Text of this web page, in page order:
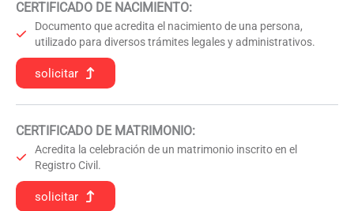
CERTIFICADO DE NACIMIENTO:
Documento que acredita el nacimiento de una persona,
utilizado para diversos trámites legales y administrativos.
solicitar
CERTIFICADO DE MATRIMONIO:
Acredita la celebración de un matrimonio inscrito en el
Registro Civil.
solicitar